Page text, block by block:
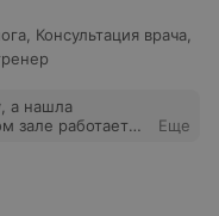
, Консультация врача,
а нашла
зале работает
Очень
внимательное
с сыном.
Еще